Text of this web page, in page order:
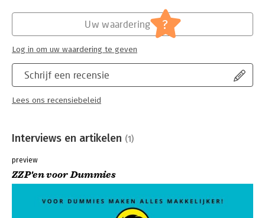
Schrijf een recensie
Lees ons recensiebeleid
Uw waardering ?
Log in om uw waardering te geven
Interviews en artikelen (1)
preview
ZZP'en voor Dummies